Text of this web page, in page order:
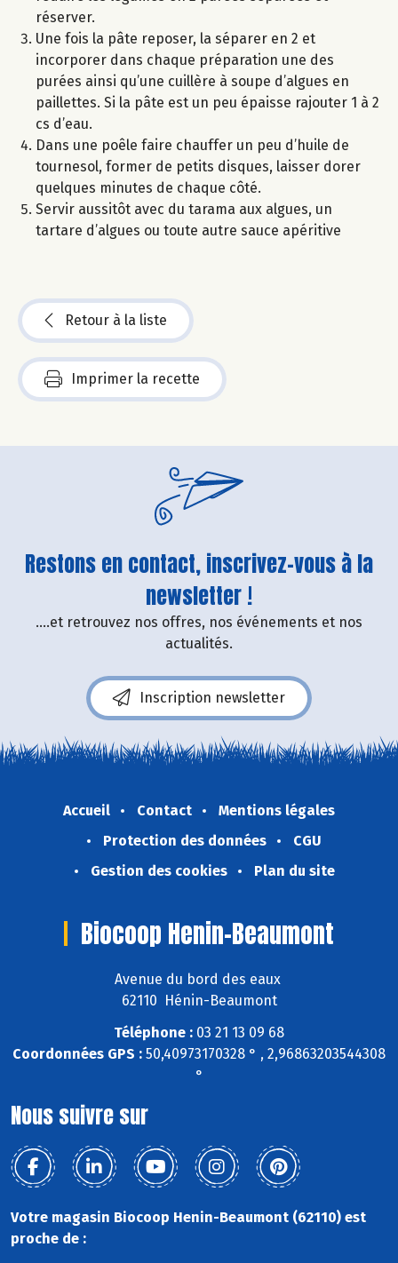
réserver.
Une fois la pâte reposer, la séparer en 2 et
incorporer dans chaque préparation une des
purées ainsi qu’une cuillère à soupe d’algues en
paillettes. Si la pâte est un peu épaisse rajouter 1 à 2
cs d’eau.
Dans une poêle faire chauffer un peu d’huile de
tournesol, former de petits disques, laisser dorer
quelques minutes de chaque côté.
Servir aussitôt avec du tarama aux algues, un
tartare d’algues ou toute autre sauce apéritive
Retour à la liste
Imprimer la recette
Restons en contact, inscrivez-vous à la
newsletter !
....et retrouvez nos offres, nos événements et nos
actualités.
Inscription newsletter
Accueil Contact
Mentions légales
Protection des données
CGU
Gestion des cookies
Plan du site
Biocoop Henin-Beaumont
Avenue du bord des eaux
62110 Hénin-Beaumont
Téléphone : 03 21 13 09 68
Coordonnées GPS : 50,40973170328 ° , 2,96863203544308
°
Nous suivre sur
Votre magasin Biocoop Henin-Beaumont (62110) est
proche de :